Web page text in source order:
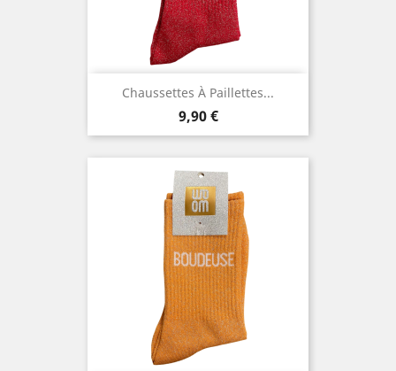
Chaussettes À Paillettes...
Prix
9,90 €